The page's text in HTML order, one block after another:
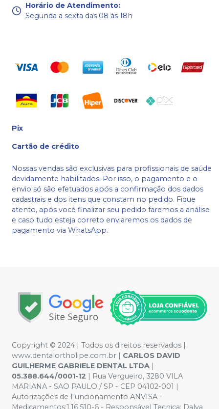
Horário de Atendimento:
Segunda a sexta das 08 às 18h
Pix
Cartão de crédito
Nossas vendas são exclusivas para profissionais de saúde
devidamente habilitados. Por isso, o pagamento e o
envio só são efetuados após a confirmação dos dados
cadastrais e dos itens que constam no pedido. Fique
atento, após você finalizar seu pedido faremos a análise
e caso tudo esteja correto enviaremos os dados de
pagamento via WhatsApp.
Copyright © 2024 | Todos os direitos reservados |
www.dentalortholipe.com.br | CARLOS DAVID
GUILHERME GABRIELE DENTAL LTDA |
05.388.644/0001-12 | Rua Vergueiro, 3280 VILA
MARIANA - SAO PAULO / SP - CEP 04102-001 |
Autorizações de Funcionamento ANVISA -
Medicamentos:1.16.510-6 - Responsável Tecnica: Dalva